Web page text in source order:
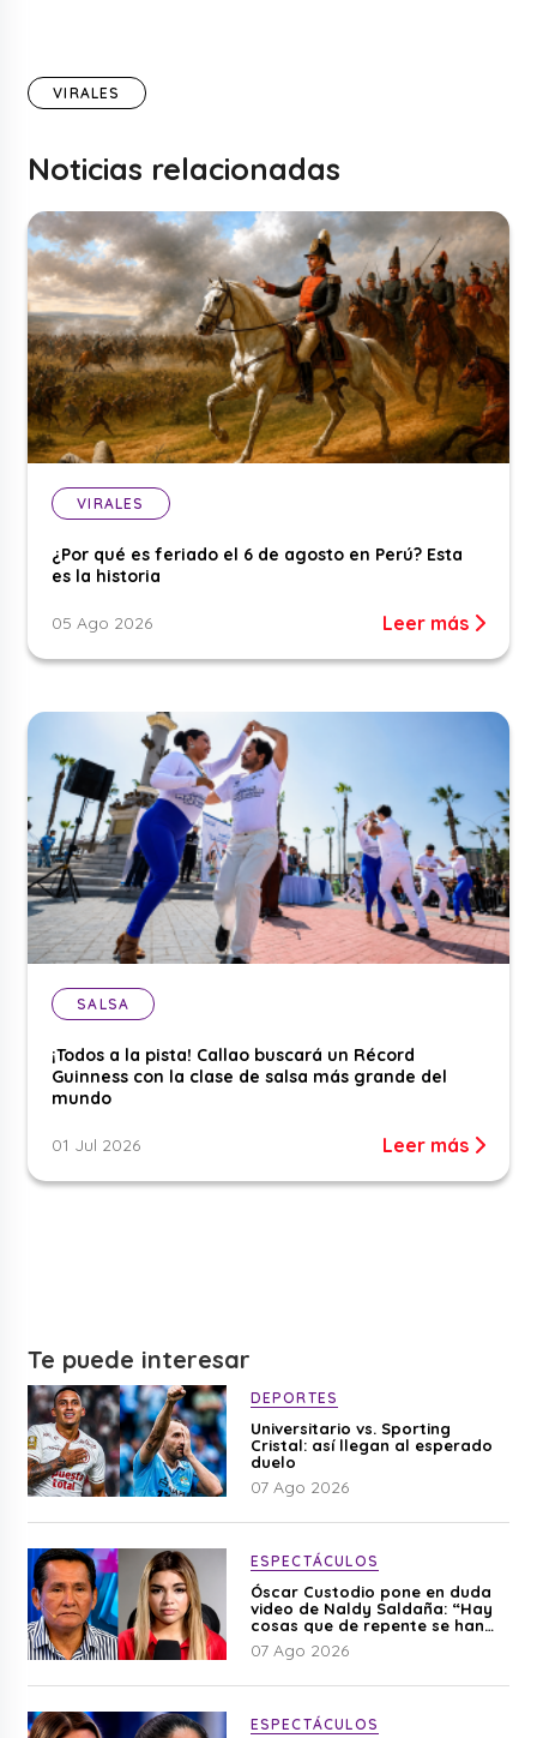
VIRALES
Noticias relacionadas
VIRALES
¿Por qué es feriado el 6 de agosto en Perú? Esta
es la historia
05 Ago 2026 Leer más
SALSA
¡Todos a la pista! Callao buscará un Récord
Guinness con la clase de salsa más grande del
mundo
01 Jul 2026 Leer más
Te puede interesar
DEPORTES
Universitario vs. Sporting
Cristal: así llegan al esperado
duelo
07 Ago 2026
ESPECTÁCULOS
Óscar Custodio pone en duda
video de Naldy Saldaña: “Hay
cosas que de repente se han
editado”
07 Ago 2026
ESPECTÁCULOS